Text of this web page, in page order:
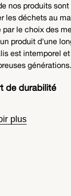
nos produits
les déchets au
par le choix des
produit d'une
est intemporel
générations.
de durabilité
plus